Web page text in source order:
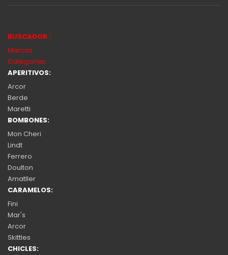
BUSCADOR :
Marcas
Categorías
APERITIVOS:
Arcor
Berde
Maretti
BOMBONES:
Mon Cheri
Lindt
Ferrero
Doulton
Amatller
CARAMELOS:
Fini
Mar's
Arcor
Skittles
CHICLES: